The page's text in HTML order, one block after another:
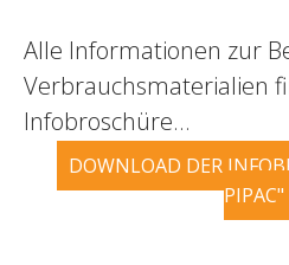
Alle Informationen zur
Verbrauchsmaterialien
Infobroschüre...
DOWNLOAD DER
PIPAC"